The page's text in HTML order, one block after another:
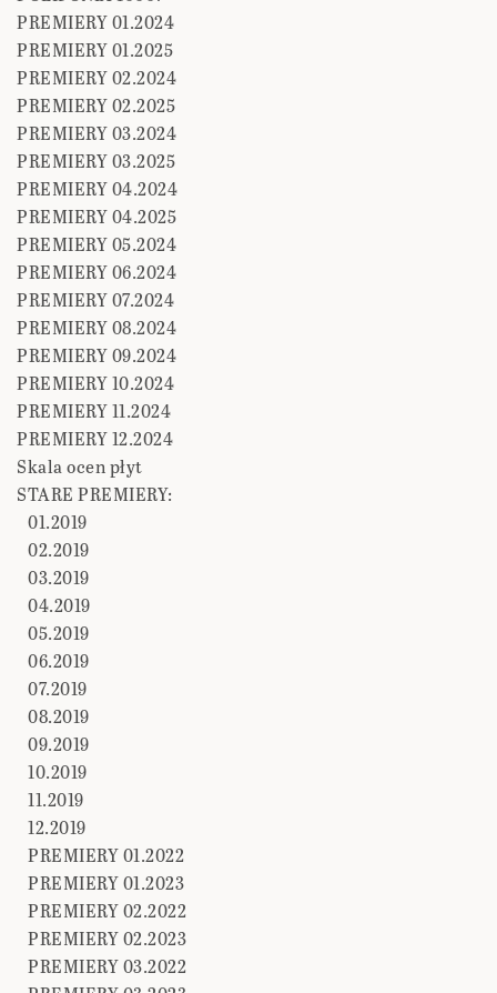
PREMIERY 01.2024
PREMIERY 01.2025
PREMIERY 02.2024
PREMIERY 02.2025
PREMIERY 03.2024
PREMIERY 03.2025
PREMIERY 04.2024
PREMIERY 04.2025
PREMIERY 05.2024
PREMIERY 06.2024
PREMIERY 07.2024
PREMIERY 08.2024
PREMIERY 09.2024
PREMIERY 10.2024
PREMIERY 11.2024
PREMIERY 12.2024
Skala ocen płyt
STARE PREMIERY:
01.2019
02.2019
03.2019
04.2019
05.2019
06.2019
07.2019
08.2019
09.2019
10.2019
11.2019
12.2019
PREMIERY 01.2022
PREMIERY 01.2023
PREMIERY 02.2022
PREMIERY 02.2023
PREMIERY 03.2022